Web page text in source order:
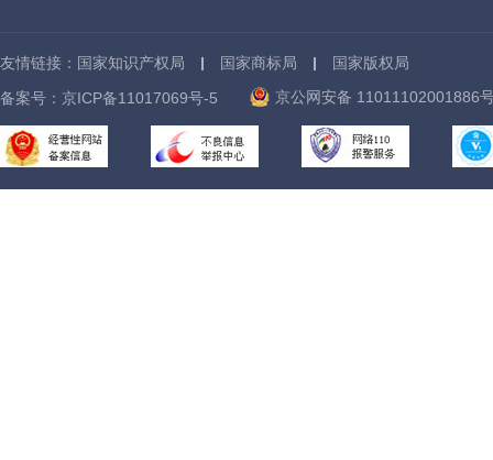
友情链接： 国家知识产权局 国家商标局 国家版权局
备案号： 京ICP备11017069号-5 京公网安备 11011102001886